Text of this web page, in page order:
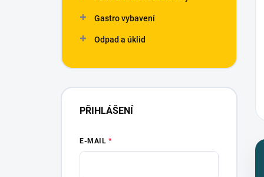
Gastro vybavení
Odpad a úklid
PŘIHLÁŠENÍ
E-MAIL